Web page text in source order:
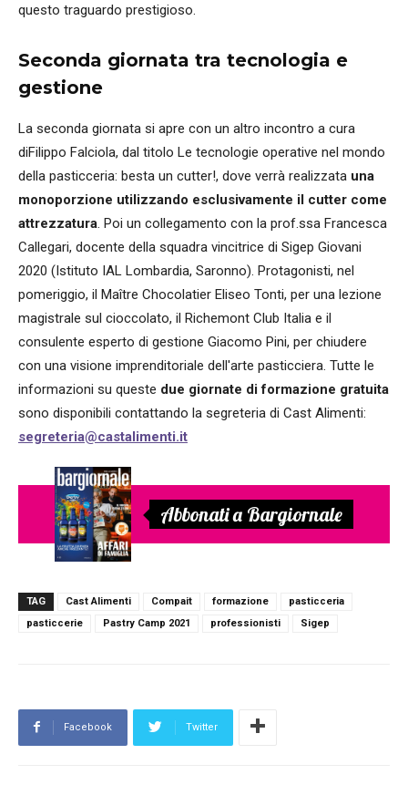
questo traguardo prestigioso.
Seconda giornata tra tecnologia e
gestione
La seconda giornata si apre con un altro incontro a cura
diFilippo Falciola, dal titolo Le tecnologie operative nel mondo
della pasticceria: besta un cutter!, dove verrà realizzata una
monoporzione utilizzando esclusivamente il cutter come
attrezzatura. Poi un collegamento con la prof.ssa Francesca
Callegari, docente della squadra vincitrice di Sigep Giovani
2020 (Istituto IAL Lombardia, Saronno). Protagonisti, nel
pomeriggio, il Maître Chocolatier Eliseo Tonti, per una lezione
magistrale sul cioccolato, il Richemont Club Italia e il
consulente esperto di gestione Giacomo Pini, per chiudere
con una visione imprenditoriale dell'arte pasticciera. Tutte le
informazioni su queste due giornate di formazione gratuita
sono disponibili contattando la segreteria di Cast Alimenti:
segreteria@castalimenti.it
Abbonati a Bargiornale
TAG Cast Alimenti Compait formazione
pasticceria
pasticcerie
Pastry Camp 2021 professionisti Sigep
Facebook Twitter